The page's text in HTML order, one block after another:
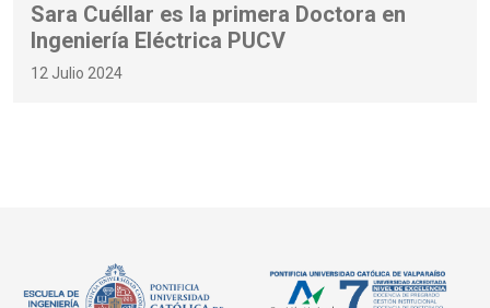
Sara Cuéllar es la primera Doctora en
Ingeniería Eléctrica PUCV
12 Julio 2024